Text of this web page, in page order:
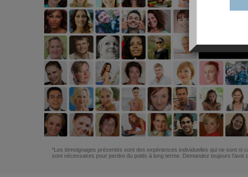
*Les témoignages présentés sont des expériences individuelles qui ne sont
sont nécessaires pour perdre du poids à long terme. Demandez toujours